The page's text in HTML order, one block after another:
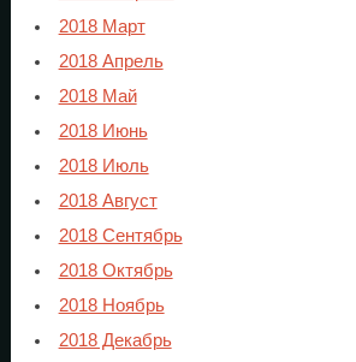
2018 Март
2018 Апрель
2018 Май
2018 Июнь
2018 Июль
2018 Август
2018 Сентябрь
2018 Октябрь
2018 Ноябрь
2018 Декабрь